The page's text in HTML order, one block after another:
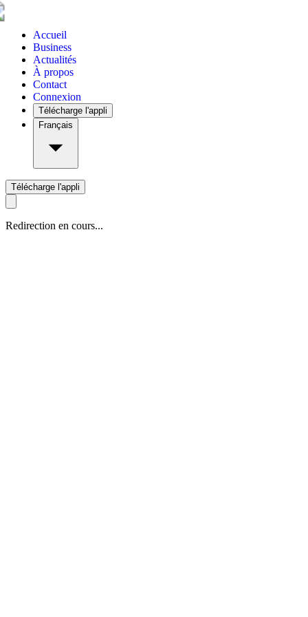
Accueil
Business
Actualités
À propos
Contact
Connexion
Télécharge l'appli
Français
Télécharge l'appli
Redirection en cours...